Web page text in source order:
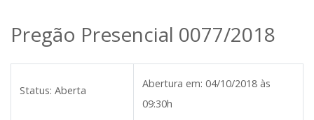
Pregão Presencial 0077/2018
Status: Aberta
Abertura em: 04/10/2018 às
09:30h